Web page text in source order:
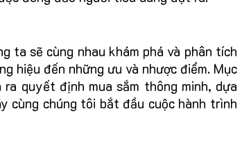
ta sẽ cùng nhau khám phá và phân tích
hiệu đến những ưu và nhược điểm. Mục
quyết định mua sắm thông minh, dựa
cùng chúng tôi bắt đầu cuộc hành trình